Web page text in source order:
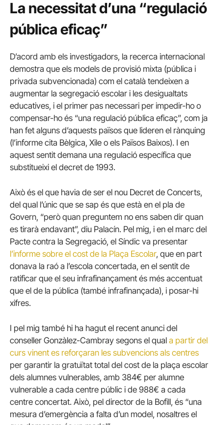
La necessitat d’una “regulació
pública eficaç”
D’acord amb els investigadors, la recerca internacional
demostra que els models de provisió mixta (pública i
privada subvencionada) com el català tendeixen a
augmentar la segregació escolar i les desigualtats
educatives, i el primer pas necessari per impedir-ho o
compensar-ho és “una regulació pública eficaç”, com ja
han fet alguns d’aquests països que lideren el rànquing
(l’informe cita Bèlgica, Xile o els Països Baixos). I en
aquest sentit demana una regulació específica que
substitueixi el decret de 1993.
Això és el que havia de ser el nou Decret de Concerts,
del qual l’únic que se sap és que està en el pla de
Govern, “però quan preguntem no ens saben dir quan
es tirarà endavant”, diu Palacín. Pel mig, i en el marc del
Pacte contra la Segregació, el Síndic va presentar
l’informe sobre el cost de la Plaça Escolar, que en part
donava la raó a l’escola concertada, en el sentit de
ratificar que el seu infrafinançament és més accentuat
que el de la pública (també infrafinançada), i posar-hi
xifres.
I pel mig també hi ha hagut el recent anunci del
conseller Gonzàlez-Cambray segons el qual a partir del
curs vinent es reforçaran les subvencions als centres
per garantir la gratuïtat total del cost de la plaça escolar
dels alumnes vulnerables, amb 384€ per alumne
vulnerable a cada centre públic i de 988€ a cada
centre concertat. Això, pel director de la Bofill, és “una
mesura d’emergència a falta d’un model, nosaltres el